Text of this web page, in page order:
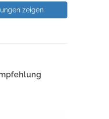
zeigen